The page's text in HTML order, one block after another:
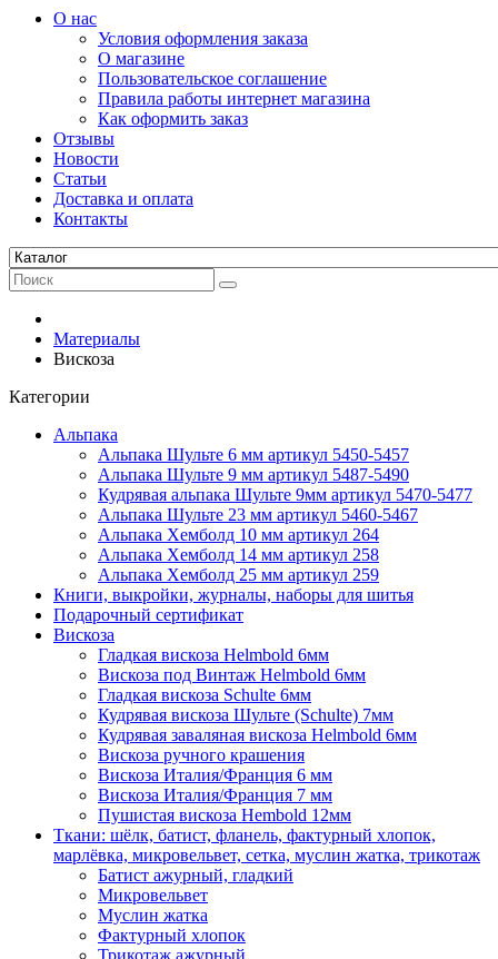
О нас
Условия оформления заказа
О магазине
Пользовательское соглашение
Правила работы интернет магазина
Как оформить заказ
Отзывы
Новости
Статьи
Доставка и оплата
Контакты
Материалы
Вискоза
Категории
Альпака
Альпака Шульте 6 мм артикул 5450-5457
Альпака Шульте 9 мм артикул 5487-5490
Кудрявая альпака Шульте 9мм артикул 5470-5477
Альпака Шульте 23 мм артикул 5460-5467
Альпака Хемболд 10 мм артикул 264
Альпака Хемболд 14 мм артикул 258
Альпака Хемболд 25 мм артикул 259
Книги, выкройки, журналы, наборы для шитья
Подарочный сертификат
Вискоза
Гладкая вискоза Helmbold 6мм
Вискоза под Винтаж Helmbold 6мм
Гладкая вискоза Schulte 6мм
Кудрявая вискоза Шульте (Schulte) 7мм
Кудрявая заваляная вискоза Helmbold 6мм
Вискоза ручного крашения
Вискоза Италия/Франция 6 мм
Вискоза Италия/Франция 7 мм
Пушистая вискоза Hembold 12мм
Ткани: шёлк, батист, фланель, фактурный хлопок,
марлёвка, микровельвет, сетка, муслин жатка, трикотаж
Батист ажурный, гладкий
Микровельвет
Муслин жатка
Фактурный хлопок
Трикотаж ажурный